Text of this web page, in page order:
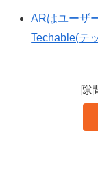
ARはユーザ
Techable(テ
隙